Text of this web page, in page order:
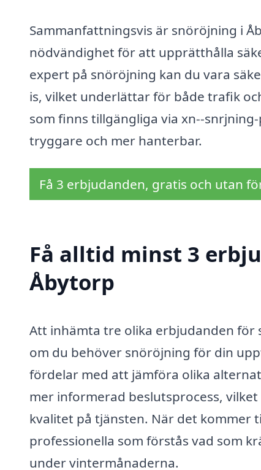
Sammanfattningsvis är snöröjning i
nödvändighet för att upprätthålla
expert på snöröjning kan du vara
is, vilket underlättar för både trafik
som finns tillgängliga via xn--
tryggare och mer hanterbar.
Få 3 erbjudanden, gratis och utan
Få alltid minst 3
Åbytorp
Att inhämta tre olika erbjudanden för
om du behöver snöröjning för din
fördelar med att jämföra olika
mer informerad beslutsprocess,
kvalitet på tjänsten. När det kommer
professionella som förstås vad som
under vintermånaderna.